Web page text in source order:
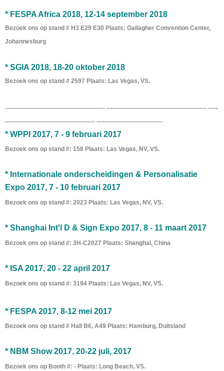
* FESPA Africa 2018, 12-14 september 2018
Bezoek ons ​​op stand # H3 E29 E30 Plaats: Gallagher Convention Center,
Johannesburg
* SGIA 2018, 18-20 oktober 2018
Bezoek ons ​​op stand # 2597 Plaats: Las Vegas, VS.
-------------------------------------------------- -------------------------------------------------- -----
--------------------------------------------- ---------------------------------
* WPPI 2017, 7 - 9 februari 2017
Bezoek ons ​​op stand #: 158 Plaats: Las Vegas, NV, VS.
* Internationale onderscheidingen & Personalisatie
Expo 2017, 7 - 10 februari 2017
Bezoek ons ​​op stand #: 2023 Plaats: Las Vegas, NV, VS.
* Shanghai Int'l D & Sign Expo 2017, 8 - 11 maart 2017
Bezoek ons ​​op stand #: 3H-C2027 Plaats: Shanghai, China
* ISA 2017, 20 - 22 april 2017
Bezoek ons ​​op stand #: 3194 Plaats: Las Vegas, NV, VS.
* FESPA 2017, 8-12 mei 2017
Bezoek ons ​​op stand # Hall B6, A49 Plaats: Hamburg, Duitsland
* NBM Show 2017, 20-22 juli, 2017
Bezoek ons ​​op Booth #: - Plaats: Long Beach, VS.